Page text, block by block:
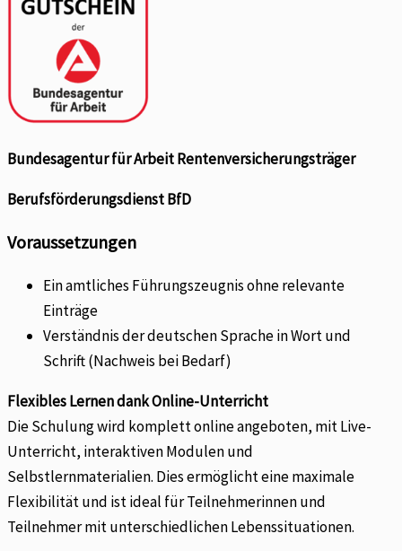
Bundesagentur für Arbeit Rentenversicherungsträger
Berufsförderungsdienst BfD
Voraussetzungen
Ein amtliches Führungszeugnis ohne relevante
Einträge
Verständnis der deutschen Sprache in Wort und
Schrift (Nachweis bei Bedarf)
Flexibles Lernen dank Online-Unterricht
Die Schulung wird komplett online angeboten, mit Live-
Unterricht, interaktiven Modulen und
Selbstlernmaterialien. Dies ermöglicht eine maximale
Flexibilität und ist ideal für Teilnehmerinnen und
Teilnehmer mit unterschiedlichen Lebenssituationen.